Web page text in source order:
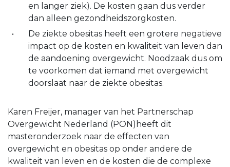
en langer ziek). De kosten gaan dus verder
dan alleen gezondheidszorgkosten.
De ziekte obesitas heeft een grotere negatieve
impact op de kosten en kwaliteit van leven dan
de aandoening overgewicht. Noodzaak dus om
te voorkomen dat iemand met overgewicht
doorslaat naar de ziekte obesitas.
Karen Freijer, manager van het Partnerschap
Overgewicht Nederland (PON) heeft dit
masteronderzoek naar de effecten van
overgewicht en obesitas op onder andere de
kwaliteit van leven en de kosten die de complexe